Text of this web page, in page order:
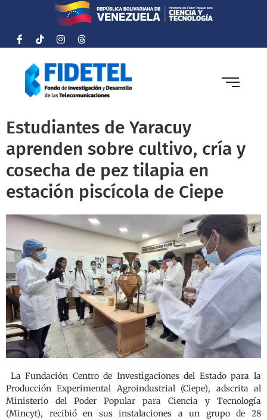
Estudiantes de Yaracuy
aprenden sobre cultivo, cría y
cosecha de pez tilapia en
estación piscícola de Ciepe
La Fundación Centro de Investigaciones del Estado para la
Producción Experimental Agroindustrial (Ciepe), adscrita al
Ministerio del Poder Popular para Ciencia y Tecnología
(Mincyt), recibió en sus instalaciones a un grupo de 28